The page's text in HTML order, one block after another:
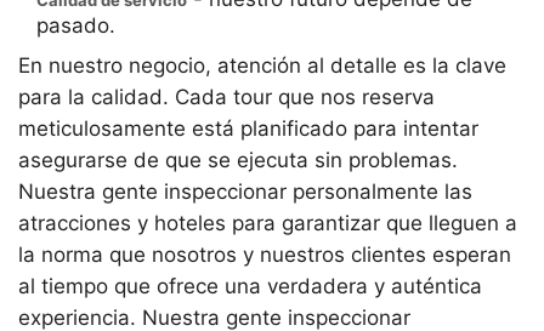
pasado.
En nuestro negocio, atención al detalle es la clave
para la calidad. Cada tour que nos reserva
meticulosamente está planificado para intentar
asegurarse de que se ejecuta sin problemas.
Nuestra gente inspeccionar personalmente las
atracciones y hoteles para garantizar que lleguen a
la norma que nosotros y nuestros clientes esperan
al tiempo que ofrece una verdadera y auténtica
experiencia. Nuestra gente inspeccionar